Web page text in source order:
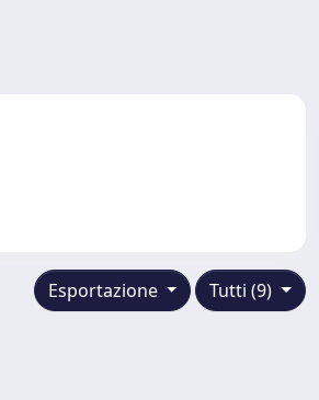
Tutti (9)
Esportazione